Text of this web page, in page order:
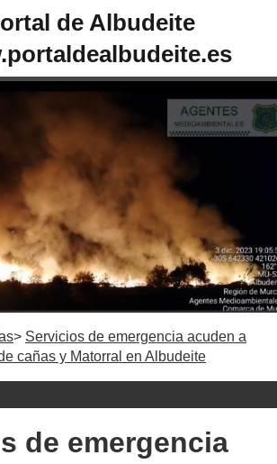
de Albudeite
Servicios de emergencia acuden a
cañas y Matorral en Albudeite
de emergencia